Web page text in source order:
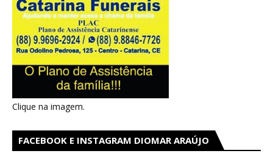
Clique na imagem.
FACEBOOK E INSTAGRAM DIOMAR ARAÚJO